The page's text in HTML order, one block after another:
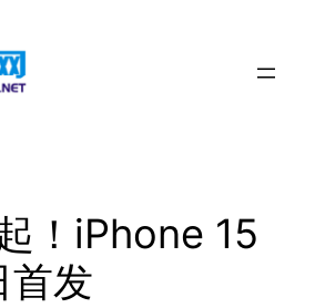
！iPhone 15
首发